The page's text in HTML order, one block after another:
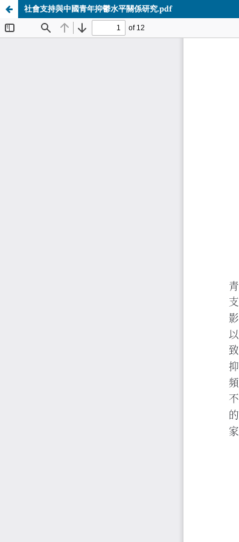
社會支持與中國青年抑鬱水平關係研究.pdf